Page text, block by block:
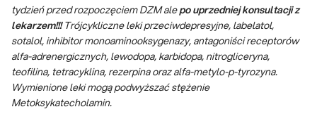
tydzień przed rozpoczęciem DZM alepo uprzedniej konsultacji z
lekarzem!!!Trójcykliczne leki przeciwdepresyjne, labelatol,
sotalol, inhibitor monoaminooksygenazy, antagoniści receptorów
alfa-adrenergicznych, lewodopa, karbidopa, nitrogliceryna,
teofilina, tetracyklina, rezerpina oraz alfa-metylo-p-tyrozyna.
Wymienione leki mogą podwyższać stężenie
Metoksykatecholamin.